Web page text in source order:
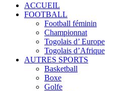
ACCUEIL
FOOTBALL
Football féminin
Championnat
Togolais d’ Europe
Togolais d’Afrique
AUTRES SPORTS
Basketball
Boxe
Golfe